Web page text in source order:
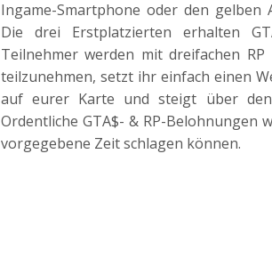
Ingame-Smartphone oder den gelben
Die drei Erstplatzierten erhalten
Teilnehmer werden mit dreifachen
teilzunehmen, setzt ihr einfach einen
auf eurer Karte und steigt über
Ordentliche GTA$- & RP-Belohnungen
vorgegebene Zeit schlagen können.